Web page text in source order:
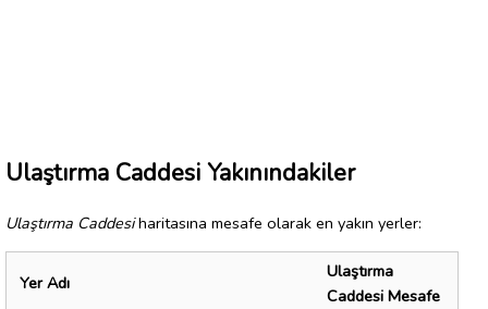
Ulaştırma Caddesi Yakınındakiler
Ulaştırma Caddesiharitasına mesafe olarak en yakın yerler:
Yer Adı
Ulaştırma
Caddesi Mesafe